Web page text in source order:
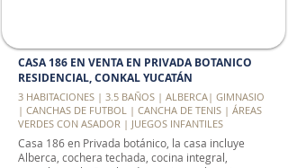
CASA 186 EN VENTA EN PRIVADA BOTANICO
RESIDENCIAL, CONKAL YUCATÁN
3 HABITACIONES | 3.5 BAÑOS | ALBERCA| GIMNASIO
| CANCHAS DE FUTBOL | CANCHA DE TENIS | ÁREAS
VERDES CON ASADOR | JUEGOS INFANTILES
Casa 186 en Privada botánico, la casa incluye
Alberca, cochera techada, cocina integral,